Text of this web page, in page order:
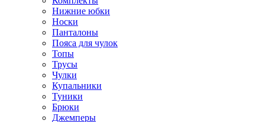
Нижние юбки
Носки
Панталоны
Поясa для чулок
Топы
Трусы
Чулки
Купальники
Туники
Брюки
Джемперы